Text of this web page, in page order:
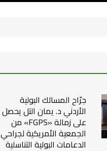
جرّاح المسالك البولية
الأردني د. يمان التل يحصل
على زمالة «FGPS» من
الجمعية الأمريكية لجراحي
الدعامات البولية التناسلية